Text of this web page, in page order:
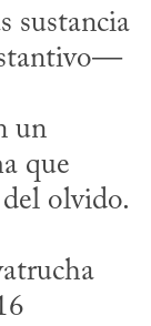
sustancia
que
del olvido.